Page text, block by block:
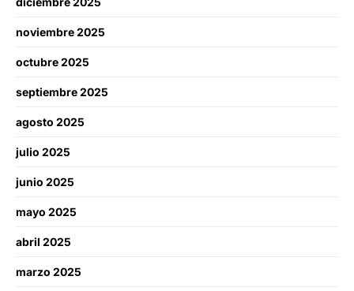
noviembre 2025
octubre 2025
septiembre 2025
agosto 2025
julio 2025
junio 2025
mayo 2025
abril 2025
marzo 2025